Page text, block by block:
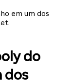
em um dos
do
dos